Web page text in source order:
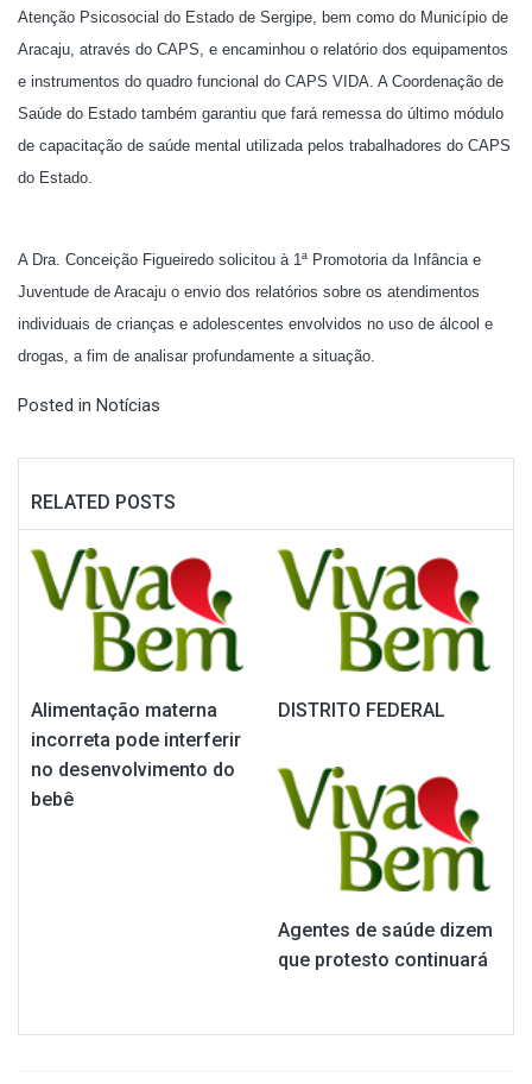
Atenção Psicosocial do Estado de Sergipe, bem como do Município de
Aracaju, através do CAPS, e encaminhou o relatório dos equipamentos
e instrumentos do quadro funcional do CAPS VIDA. A Coordenação de
Saúde do Estado também garantiu que fará remessa do último módulo
de capacitação de saúde mental utilizada pelos trabalhadores do CAPS
do Estado.
A Dra. Conceição Figueiredo solicitou à 1ª Promotoria da Infância e
Juventude de Aracaju o envio dos relatórios sobre os atendimentos
individuais de crianças e adolescentes envolvidos no uso de álcool e
drogas, a fim de analisar profundamente a situação.
Posted in Notícias
RELATED POSTS
Alimentação materna
incorreta pode interferir
no desenvolvimento do
bebê
DISTRITO FEDERAL
Agentes de saúde dizem
que protesto continuará